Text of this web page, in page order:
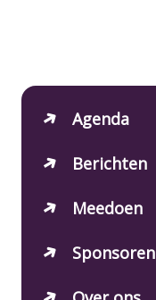
Agenda
Berichten
Meedoen
Sponsoren